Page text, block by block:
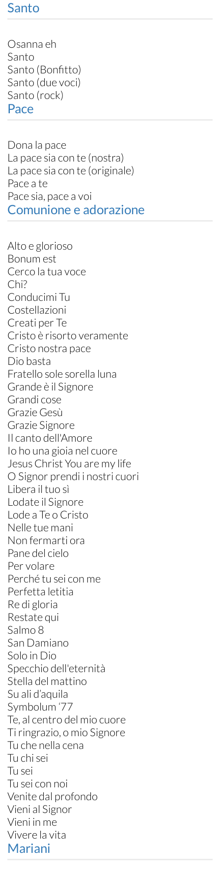
Santo
Osanna eh
Santo
Santo (Bonfitto)
Santo (due voci)
Santo (rock)
Pace
Dona la pace
La pace sia con te (nostra)
La pace sia con te (originale)
Pace a te
Pace sia, pace a voi
Comunione e adorazione
Alto e glorioso
Bonum est
Cerco la tua voce
Chi?
Conducimi Tu
Costellazioni
Creati per Te
Cristo è risorto veramente
Cristo nostra pace
Dio basta
Fratello sole sorella luna
Grande è il Signore
Grandi cose
Grazie Gesù
Grazie Signore
Il canto dell'Amore
Io ho una gioia nel cuore
Jesus Christ You are my life
O Signor prendi i nostri cuori
Libera il tuo sì
Lodate il Signore
Lode a Te o Cristo
Nelle tue mani
Non fermarti ora
Pane del cielo
Per volare
Perché tu sei con me
Perfetta letitia
Re di gloria
Restate qui
Salmo 8
San Damiano
Solo in Dio
Specchio dell'eternità
Stella del mattino
Su ali d’aquila
Symbolum ‘77
Te, al centro del mio cuore
Ti ringrazio, o mio Signore
Tu che nella cena
Tu chi sei
Tu sei
Tu sei con noi
Venite dal profondo
Vieni al Signor
Vieni in me
Vivere la vita
Mariani